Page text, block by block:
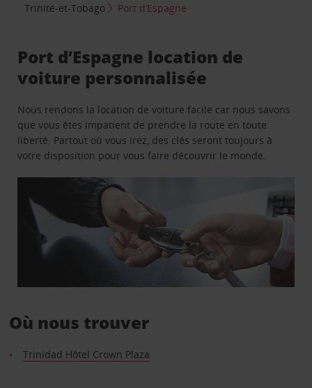
Trinité-et-Tobago
Port d’Espagne
Port d’Espagne location de
voiture personnalisée
Nous rendons la location de voiture facile car nous savons
que vous êtes impatient de prendre la route en toute
liberté. Partout où vous irez, des clés seront toujours à
votre disposition pour vous faire découvrir le monde.
Où nous trouver
Trinidad Hôtel Crown Plaza